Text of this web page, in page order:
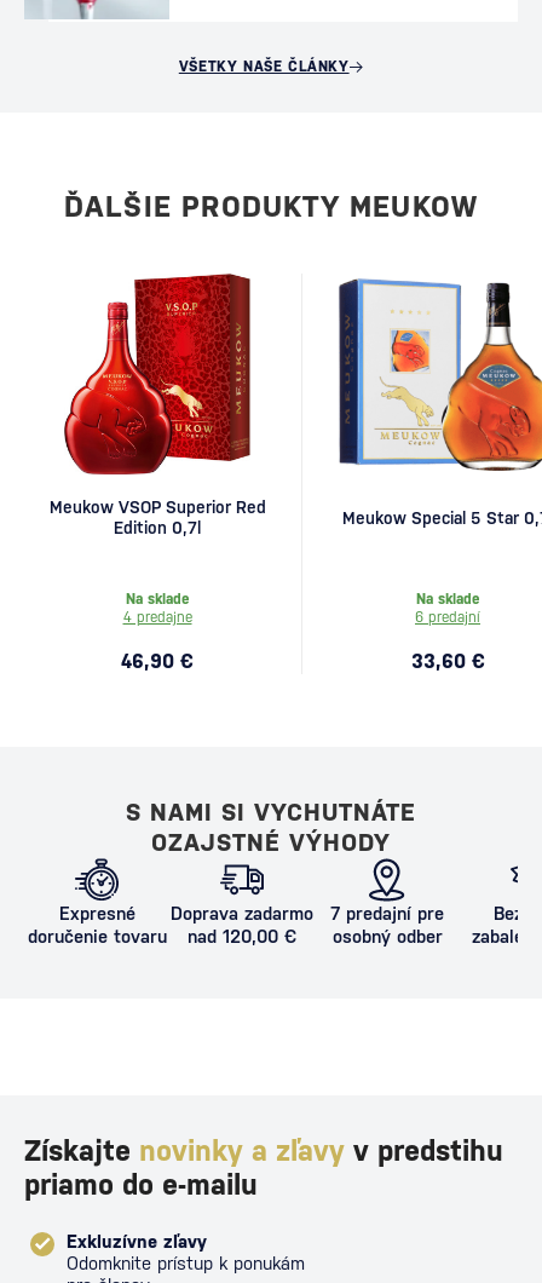
VŠETKY NAŠE ČLÁNKY
ĎALŠIE PRODUKTY MEUKOW
Meukow VSOP Superior Red
Edition 0,7l
Na sklade
4 predajne
46,90 €
Meukow Special 5 Star
Na sklade
6 predajní
33,60 €
S NAMI SI VYCHUTNÁTE
OZAJSTNÉ VÝHODY
Expresné
doručenie tovaru
Doprava zadarmo
nad 120,00 €
7 predajní pre
osobný odber
Získajte novinky a zľavy v predstihu
priamo do e-mailu
Exkluzívne zľavy
Odomknite prístup k ponukám